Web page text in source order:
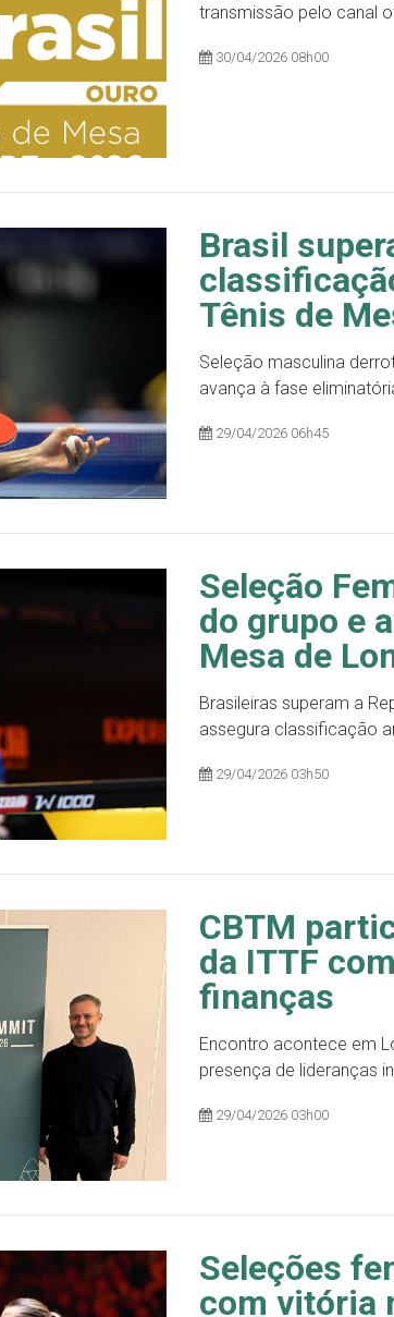
transmissão pelo canal
30/04/2026 08h00
Brasil
Tênis de
Seleção masculina
avança à fase
29/04/2026 06h45
Seleção
do grupo e
Mesa de
Brasileiras superam a
assegura classificação
29/04/2026 03h50
CBTM
da ITTF
finanças
Encontro acontece em
presença de lideranças
29/04/2026 03h00
Seleções
com vitória